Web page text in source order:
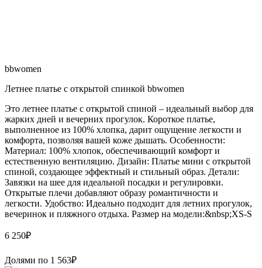
bbwomen
Летнее платье с открытой спинкой bbwomen
Это летнее платье с открытой спиной – идеальный выбор для
жарких дней и вечерних прогулок. Короткое платье,
выполненное из 100% хлопка, дарит ощущение легкости и
комфорта, позволяя вашей коже дышать. Особенности:
Материал: 100% хлопок, обеспечивающий комфорт и
естественную вентиляцию. Дизайн: Платье мини с открытой
спиной, создающее эффектный и стильный образ. Детали:
Завязки на шее для идеальной посадки и регулировки.
Открытые плечи добавляют образу романтичности и
легкости. Удобство: Идеально подходит для летних прогулок,
вечеринок и пляжного отдыха. Размер на модели:&nbsp;XS-S
6 250₽
Долями по 1 563₽